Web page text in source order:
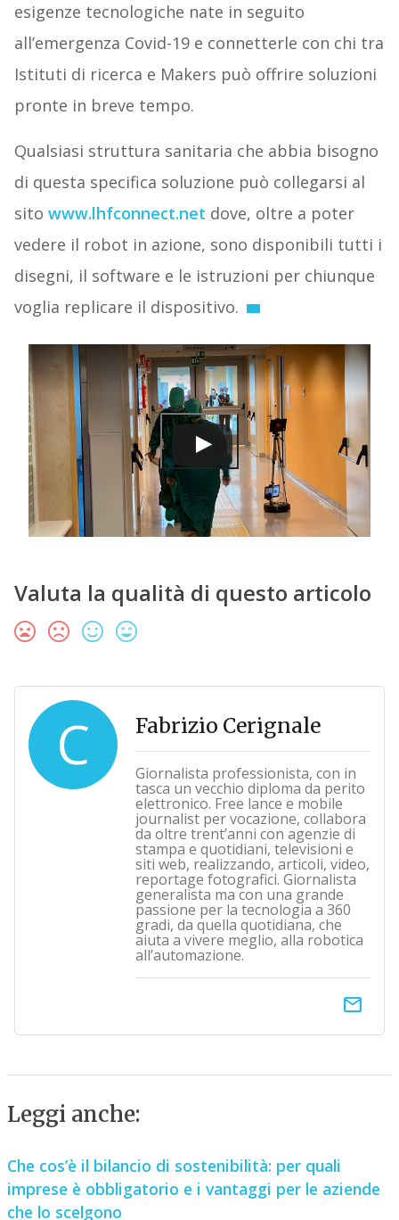
esigenze tecnologiche nate in seguito
all’emergenza Covid-19 e connetterle con chi tra
Istituti di ricerca e Makers può offrire soluzioni
pronte in breve tempo.
Qualsiasi struttura sanitaria che abbia bisogno
di questa specifica soluzione può collegarsi al
sito www.lhfconnect.net dove, oltre a poter
vedere il robot in azione, sono disponibili tutti i
disegni, il software e le istruzioni per chiunque
voglia replicare il dispositivo.
Valuta la qualità di questo articolo
C Fabrizio Cerignale
Giornalista professionista, con in
tasca un vecchio diploma da perito
elettronico. Free lance e mobile
journalist per vocazione, collabora
da oltre trent’anni con agenzie di
stampa e quotidiani, televisioni e
siti web, realizzando, articoli, video,
reportage fotografici. Giornalista
generalista ma con una grande
passione per la tecnologia a 360
gradi, da quella quotidiana, che
aiuta a vivere meglio, alla robotica
all’automazione.
email
Leggi anche:
Che cos’è il bilancio di sostenibilità: per quali
imprese è obbligatorio e i vantaggi per le aziende
che lo scelgono